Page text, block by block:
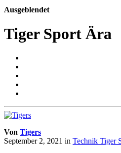
Ausgeblendet
Tiger Sport Ära
Von Tigers
September 2, 2021 in Technik Tiger